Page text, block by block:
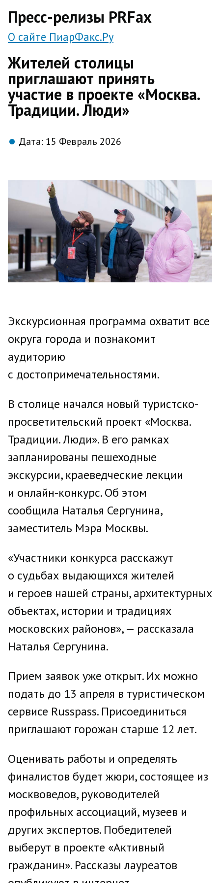
Пресс-релизы PRFax
О сайте ПиарФакс.Ру
Жителей столицы
приглашают принять
участие в проекте «Москва.
Традиции. Люди»
Дата: 15 Февраль 2026
Экскурсионная программа охватит все
округа города и познакомит
аудиторию
с достопримечательностями.
В столице начался новый туристско-
просветительский проект «Москва.
Традиции. Люди». В его рамках
запланированы пешеходные
экскурсии, краеведческие лекции
и онлайн-конкурс. Об этом
сообщила Наталья Сергунина,
заместитель Мэра Москвы.
«Участники конкурса расскажут
о судьбах выдающихся жителей
и героев нашей страны, архитектурных
объектах, истории и традициях
московских районов», — рассказала
Наталья Сергунина.
Прием заявок уже открыт. Их можно
подать до 13 апреля в туристическом
сервисе Russpass. Присоединиться
приглашают горожан старше 12 лет.
Оценивать работы и определять
финалистов будет жюри, состоящее из
москвоведов, руководителей
профильных ассоциаций, музеев и
других экспертов. Победителей
выберут в проекте «Активный
гражданин». Рассказы лауреатов